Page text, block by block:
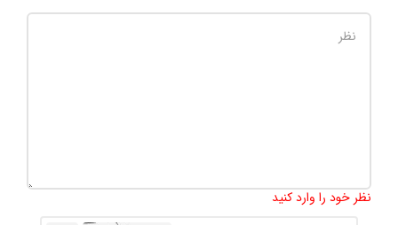
نظر خود را وارد کنید